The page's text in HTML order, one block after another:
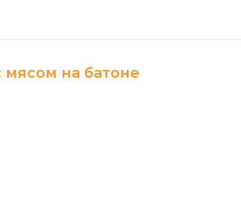
мясом на батоне